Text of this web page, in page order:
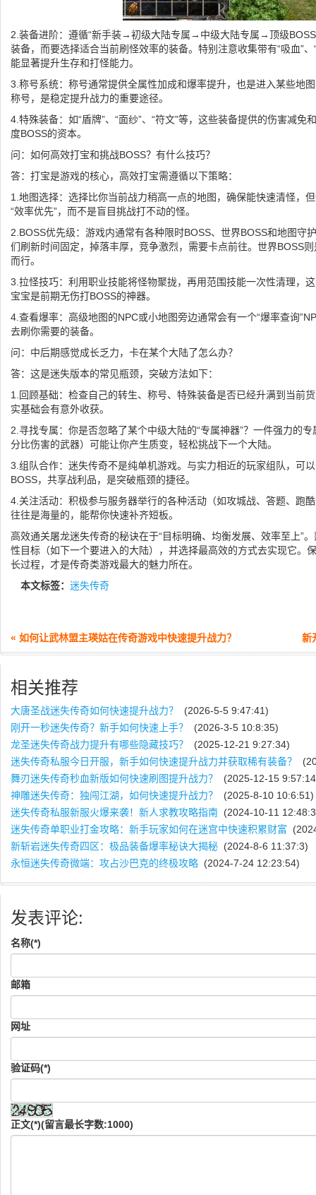
2.装备进阶：遵循“新手装→初级大陆专属→中级大陆专属→顶级
装备，而要选择适合当前刷怪效率的装备。特别注意收集带有“吸血”、
能显著提升生存和打怪能力。
3.称号系统：称号通常提供全属性加成和爆率提升，也是进入某些地
称号，是稳定提升战力的重要途径。
4.特殊装备：如“盾牌”、“面纱”、“符文”等，这些装备提供的伤害减免
度BOSS的资本。
问：如何高效打宝和挑战BOSS？有什么技巧？
答：打宝是游戏的核心，高效打宝需遵循以下策略：
1.地图选择：选择比你当前战力稍高一点的地图，确保能快速清怪，
“效率优先”，而不是盲目挑战打不动的怪。
2.BOSS优先级：游戏内通常有各种限时BOSS、世界BOSS和地图守
们刷新时间固定，掉落丰厚，竞争激烈，需要卡点前往。世界BOSS
而行。
3.拉怪技巧：利用职业技能将怪物聚拢，再用范围技能一次性清理，
宝宝是前期无伤打BOSS的神器。
4.查看爆率：高级地图的NPC或小地图旁边通常会有一个“爆率查询
去刷你需要的装备。
问：中后期感觉成长乏力，卡在某个大陆了怎么办？
答：这是迷失版本的常见瓶颈，突破方法如下：
1.回顾基础：检查自己的转生、称号、特殊装备是否已经升满到当前
实基础会有意外收获。
2.寻找专属：你是否忽略了某个中级大陆的“专属神器”？一件强力的
分比伤害的武器）可能让你产生质变，轻松挑战下一个大陆。
3.组队合作：迷失传奇不是纯单机游戏。与实力相近的玩家组队，可
BOSS，共享战利品，是突破瓶颈的捷径。
4.关注活动：积极参与服务器举行的各种活动（如攻城战、答题、跑
往往是海量的，能帮你快速补齐短板。
高效通关屠龙迷失传奇的秘诀在于“目标明确、均衡发展、效率至上”
性目标（如下一个要进入的大陆），并选择最高效的方式去实现它。
长过程，才是传奇类游戏最大的魅力所在。
本文标签： 迷失传奇
« 如何让武林盟主瑛姑在传奇游戏中快速提升战力？ 新
相关推荐
大唐圣战迷失传奇如何快速提升战力？
(2026-5-5 9:47:41)
刚开一秒迷失传奇？新手如何快速上手？
(2026-3-5 10:8:35)
龙圣迷失传奇战力提升有哪些隐藏技巧？
(2025-12-21 9:27:34)
迷失传奇私服今日开服，新手如何快速提升战力并获取稀有装备？
舞刃迷失传奇秒血新版如何快速刷图提升战力？
(2025-12-15
神雕迷失传奇：独闯江湖，如何快速提升战力？
(2025-8-10 10:6:51)
迷失传奇私服新服火爆来袭！新人求教攻略指南 (2024-10-11
迷失传奇单职业打金攻略：新手玩家如何在迷宫中快速积累财富
新斩岩迷失传奇四区：极品装备爆率秘诀大揭秘 (2024-8-6 11:37:3)
永恒迷失传奇微端：攻占沙巴克的终极攻略 (2024-7-24 12:23:54)
发表评论:
名称(*)
邮箱
网址
验证码(*)
正文(*)(留言最长字数:1000)